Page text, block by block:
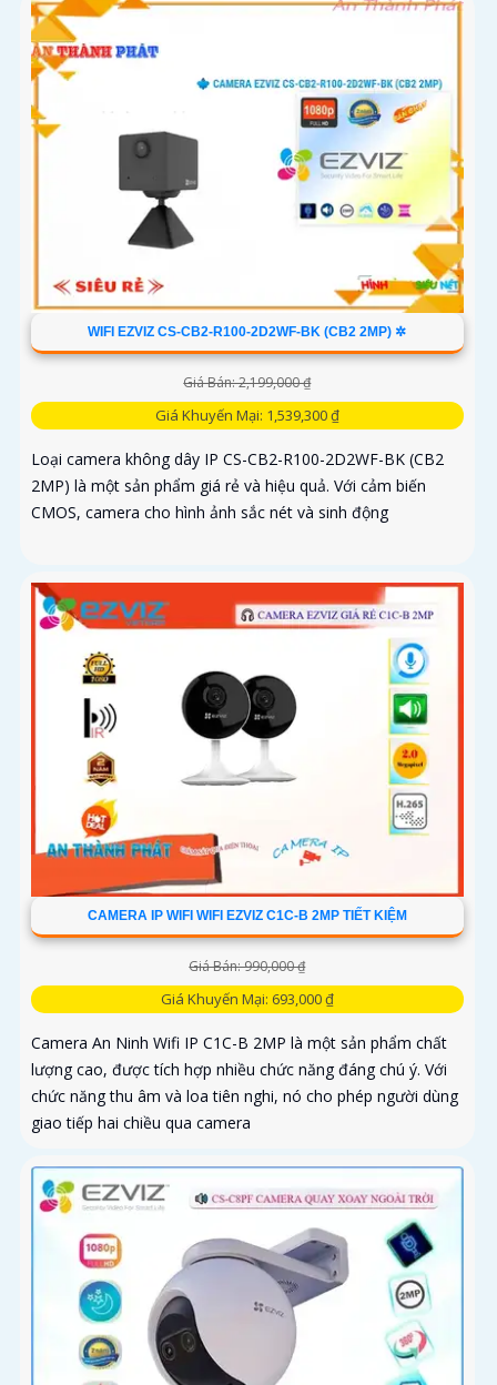
WIFI EZVIZ CS-CB2-R100-2D2WF-BK (CB2 2MP) ✲
Giá Bán: 2,199,000 ₫
Giá Khuyến Mại: 1,539,300 ₫
Loại camera không dây IP CS-CB2-R100-2D2WF-BK (CB2
2MP) là một sản phẩm giá rẻ và hiệu quả. Với cảm biến
CMOS, camera cho hình ảnh sắc nét và sinh động
CAMERA IP WIFI WIFI EZVIZ C1C-B 2MP TIẾT KIỆM
Giá Bán: 990,000 ₫
Giá Khuyến Mại: 693,000 ₫
Camera An Ninh Wifi IP C1C-B 2MP là một sản phẩm chất
lượng cao, được tích hợp nhiều chức năng đáng chú ý. Với
chức năng thu âm và loa tiên nghi, nó cho phép người dùng
giao tiếp hai chiều qua camera